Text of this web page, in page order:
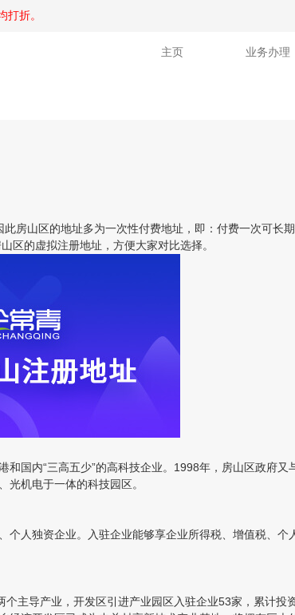
折。
主页 业务办理
山区的地址多为一次性付费地址，即：付费一次可长
区的虚拟注册地址，方便大家对比选择。
内“三高五少”的高科技企业。1998年，房山区政府又
机电于一体的科技园区。
独资企业。入驻企业能够享企业所得税、增值税、个
导产业，开发区引进产业园区入驻企业53家，累计投